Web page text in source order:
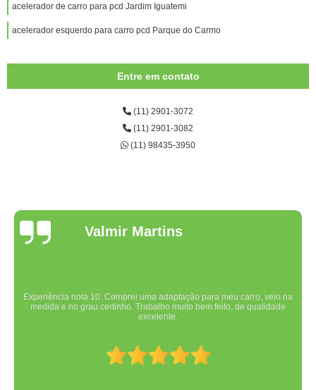
acelerador de carro para pcd Jardim Iguatemi
acelerador esquerdo para carro pcd Parque do Carmo
Entre em contato
(11) 2901-3072
(11) 2901-3082
(11) 98435-3950
Valmir Martins
Experiência nota 10. Comprei uma adaptação para meu carro, veio na
medida e no grau certinho. Trabalho muito bem feito, de qualidade
excelente.